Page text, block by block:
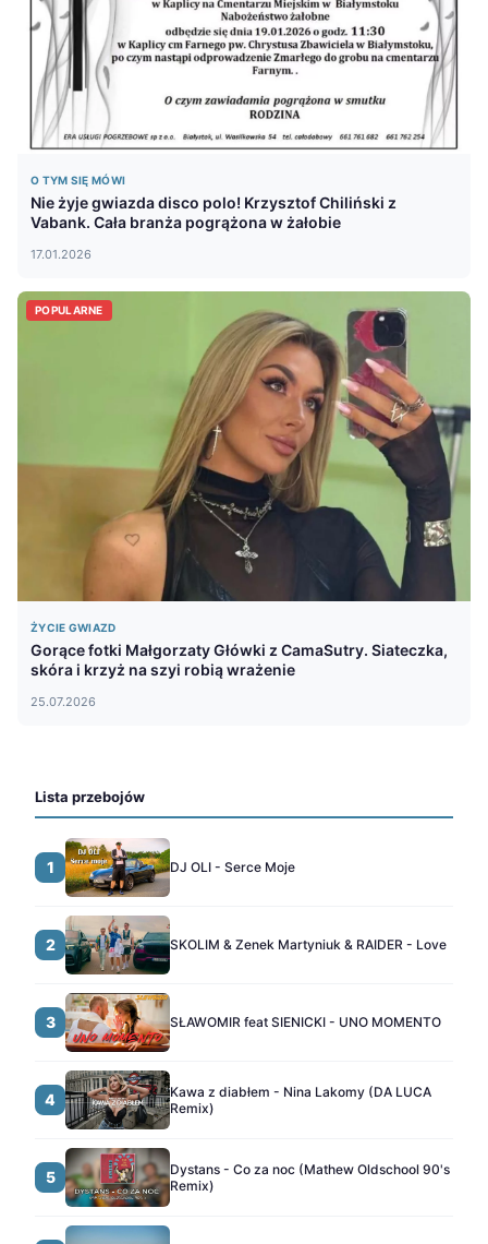
O TYM SIĘ MÓWI
Nie żyje gwiazda disco polo! Krzysztof Chiliński z
Vabank. Cała branża pogrążona w żałobie
17.01.2026
POPULARNE
ŻYCIE GWIAZD
Gorące fotki Małgorzaty Główki z CamaSutry. Siateczka,
skóra i krzyż na szyi robią wrażenie
25.07.2026
Lista przebojów
1 DJ OLI - Serce Moje
2 SKOLIM & Zenek Martyniuk & RAIDER - Love
3 SŁAWOMIR feat SIENICKI - UNO MOMENTO
4
Kawa z diabłem - Nina Lakomy (DA LUCA
Remix)
5
Dystans - Co za noc (Mathew Oldschool 90's
Remix)